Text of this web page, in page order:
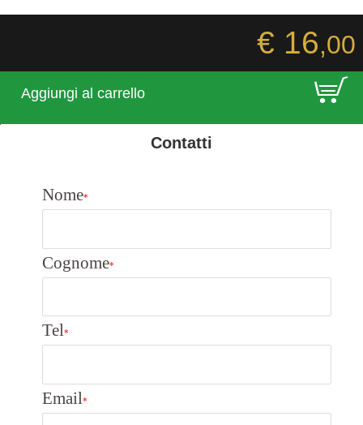
€ 16,00
Aggiungi al carrello E
Contatti
Nome*
Cognome*
Tel*
Email*